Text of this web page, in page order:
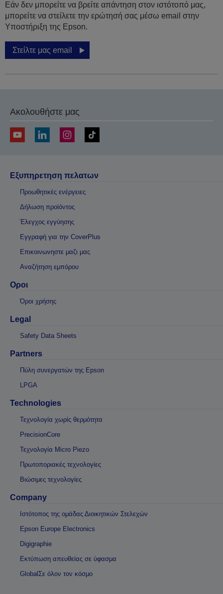
Εάν δεν μπορείτε να βρείτε απάντηση στον ιστότοπό μας,
μπορείτε να στείλετε την ερώτησή σας μέσω email στην
Υποστήριξη της Epson.
Στείλτε μας email
Ακολουθήστε μας
Εξυπηρετηση πελατων
Προωθητικές ενέργειες
Δήλωση προϊόντος
Έλεγχος εγγύησης
Εγγραφή για την CoverPlus
Επικοινωνηστε μαζι μας
Αναζήτηση εμπόρου
Οροι
Όροι χρήσης
Legal
Safety Data Sheets
Partners
Πύλη συνεργατών της Epson
LPGA
Technologies
Τεχνολογία χωρίς θερμότητα
PrecisionCore
Τεχνολογία Micro Piezo
Πρωτοποριακές τεχνολογίες
Βιώσιμες τεχνολογίες
Company
Ιστότοπος της ομάδας Διοικητικών Στελεχών
Epson Europe Electronics
Digigraphie
Εκτύπωση απευθείας σε ύφασμα
GlobalΣε όλον τον κόσμο